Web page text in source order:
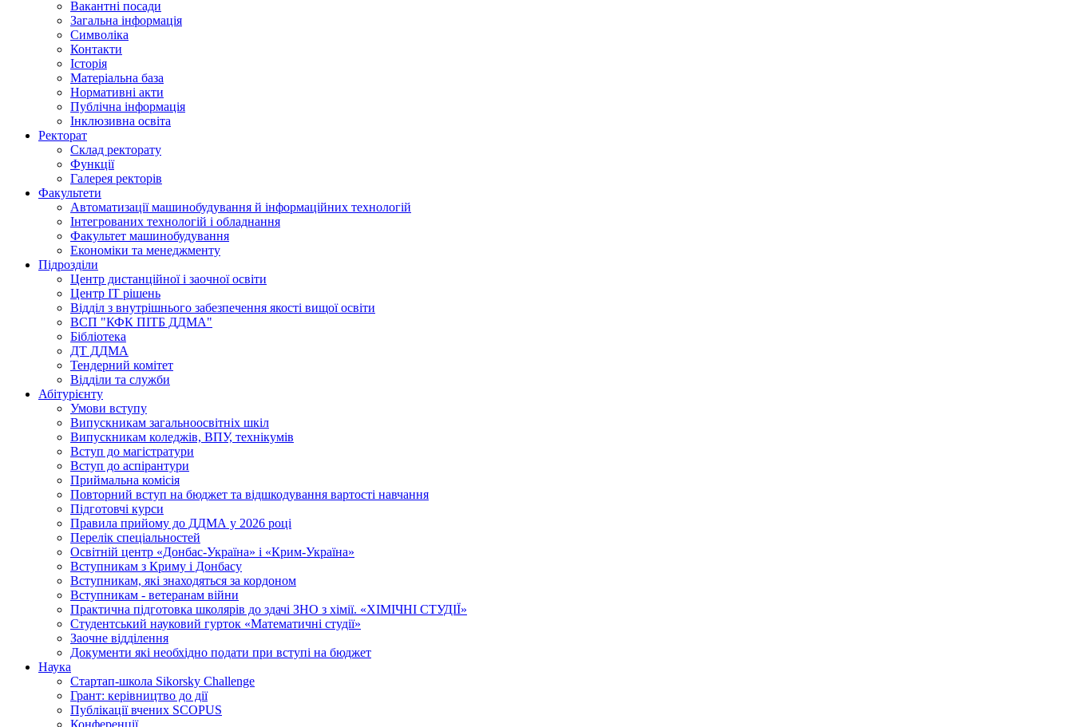
Вакантні посади
Загальна інформація
Символіка
Контакти
Історія
Матеріальна база
Нормативні акти
Публічна інформація
Інклюзивна освіта
Ректорат
Склад ректорату
Функції
Галерея ректорів
Факультети
Автоматизації машинобудування й інформаційних технологій
Інтегрованих технологій і обладнання
Факультет машинобудування
Економіки та менеджменту
Підрозділи
Центр дистанційної і заочної освіти
Центр ІТ рішень
Відділ з внутрішнього забезпечення якості вищої освіти
ВСП "КФК ПІТБ ДДМА"
Бібліотека
ДТ ДДМА
Тендерний комітет
Відділи та служби
Абітурієнту
Умови вступу
Випускникам загальноосвітніх шкіл
Випускникам коледжів, ВПУ, технікумів
Вступ до магістратури
Вступ до аспірантури
Приймальна комісія
Повторний вступ на бюджет та відшкодування вартості навчання
Підготовчі курси
Правила прийому до ДДМА у 2026 році
Перелік спеціальностей
Освітній центр «Донбас-Україна» і «Крим-Україна»
Вступникам з Криму і Донбасу
Вступникам, які знаходяться за кордоном
Вступникам - ветеранам війни
Практична підготовка школярів до здачі ЗНО з хімії. «ХІМІЧНІ СТУДІЇ»
Студентський науковий гурток «Математичні студії»
Заочне відділення
Документи які необхідно подати при вступі на бюджет
Наука
Стартап-школа Sikorsky Challenge
Грант: керівництво до дії
Публікації вчених SCOPUS
Конференції